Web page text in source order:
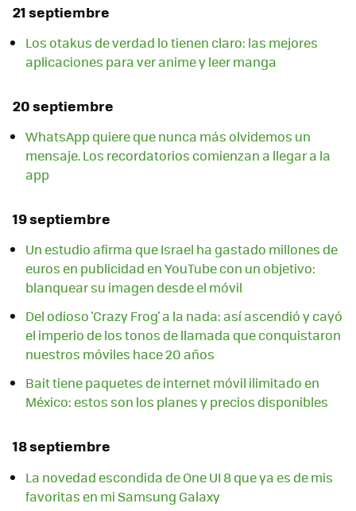
21 septiembre
Los otakus de verdad lo tienen claro: las mejores
aplicaciones para ver anime y leer manga
20 septiembre
WhatsApp quiere que nunca más olvidemos un
mensaje. Los recordatorios comienzan a llegar a la
app
19 septiembre
Un estudio afirma que Israel ha gastado millones de
euros en publicidad en YouTube con un objetivo:
blanquear su imagen desde el móvil
Del odioso 'Crazy Frog' a la nada: así ascendió y cayó
el imperio de los tonos de llamada que conquistaron
nuestros móviles hace 20 años
Bait tiene paquetes de internet móvil ilimitado en
México: estos son los planes y precios disponibles
18 septiembre
La novedad escondida de One UI 8 que ya es de mis
favoritas en mi Samsung Galaxy